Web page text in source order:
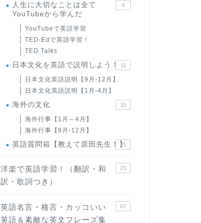
人生に大切なことは全て
YouTubeから学んだ
4
YouTubeで英語学習
TED-Edで英語学習！
TED Talks
日本文化を英語で説明しよう！ 11
日本文化英語説明【9月-12月】
日本文化英語説明【1月-4月】
海外の文化 10
海外行事【1月～4月】
海外行事【9月-12月】
英語質問箱【教えて原田先生！】
25
洋楽で英語学習！（翻訳・和
訳・歌詞つき）
23
英語名言・格言・カッコいい
英語＆素敵な英文フレーズ集
67